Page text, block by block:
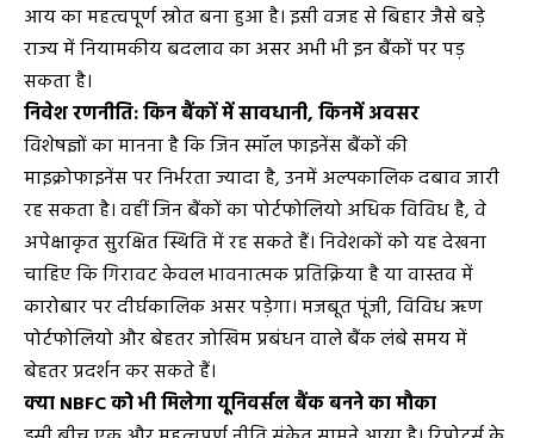
आय का महत्वपूर्ण स्रोत बना हुआ है। इसी वजह से बिहार जैसे बड़े
राज्य में नियामकीय बदलाव का असर अभी भी इन बैंकों पर पड़
सकता है।
निवेश रणनीति: किन बैंकों में सावधानी, किनमें अवसर
विशेषज्ञों का मानना है कि जिन स्मॉल फाइनेंस बैंकों की
माइक्रोफाइनेंस पर निर्भरता ज्यादा है, उनमें अल्पकालिक दबाव जारी
रह सकता है। वहीं जिन बैंकों का पोर्टफोलियो अधिक विविध है, वे
अपेक्षाकृत सुरक्षित स्थिति में रह सकते हैं। निवेशकों को यह देखना
चाहिए कि गिरावट केवल भावनात्मक प्रतिक्रिया है या वास्तव में
कारोबार पर दीर्घकालिक असर पड़ेगा। मजबूत पूंजी, विविध ऋण
पोर्टफोलियो और बेहतर जोखिम प्रबंधन वाले बैंक लंबे समय में
बेहतर प्रदर्शन कर सकते हैं।
क्या NBFC को भी मिलेगा यूनिवर्सल बैंक बनने का मौका